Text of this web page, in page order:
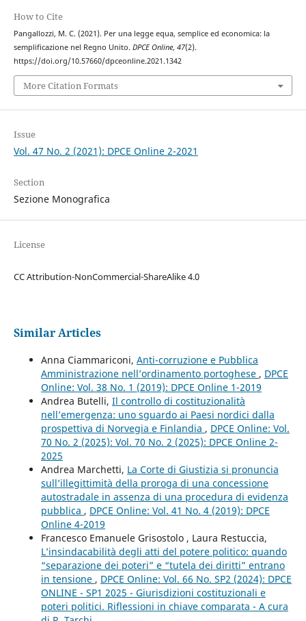
How to Cite
Pangallozzi, M. C. (2021). Per una legge equa, semplice ed economica: la
semplificazione nel Regno Unito. DPCE Online, 47(2).
https://doi.org/10.57660/dpceonline.2021.1342
More Citation Formats
Issue
Vol. 47 No. 2 (2021): DPCE Online 2-2021
Section
Sezione Monografica
License
CC Attribution-NonCommercial-ShareAlike 4.0
Similar Articles
Anna Ciammariconi, Anti-corruzione e Pubblica
Amministrazione nell’ordinamento portoghese , DPCE
Online: Vol. 38 No. 1 (2019): DPCE Online 1-2019
Andrea Butelli, Il controllo di costituzionalità
nell’emergenza: uno sguardo ai Paesi nordici dalla
prospettiva di Norvegia e Finlandia , DPCE Online: Vol.
70 No. 2 (2025): Vol. 70 No. 2 (2025): DPCE Online 2-
2025
Andrea Marchetti, La Corte di Giustizia si pronuncia
sull’illegittimità della proroga di una concessione
autostradale in assenza di una procedura di evidenza
pubblica , DPCE Online: Vol. 41 No. 4 (2019): DPCE
Online 4-2019
Francesco Emanuele Grisostolo , Laura Restuccia,
L’insindacabilità degli atti del potere politico: quando
“separazione dei poteri” e “tutela dei diritti” entrano
in tensione , DPCE Online: Vol. 66 No. SP2 (2024): DPCE
ONLINE - SP1 2025 - Giurisdizioni costituzionali e
poteri politici. Riflessioni in chiave comparata - A cura